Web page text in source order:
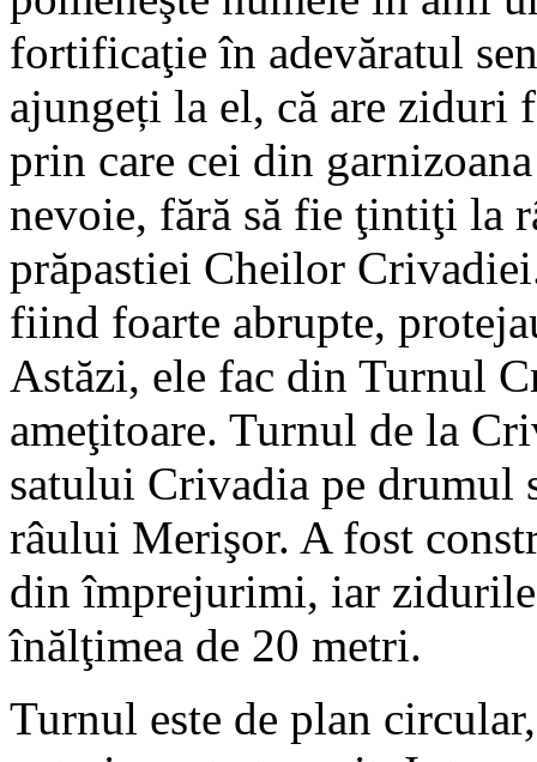
fortificaţie în adevăratul
ajungeți la el, că are ziduri
prin care cei din
nevoie, fără să fie ţintiţi la
prăpastiei Cheilor
fiind foarte abrupte,
Astăzi, ele fac din Turnul
ameţitoare. Turnul de la
satului Crivadia pe drumul
râului Merişor. A fost
din împrejurimi, iar
înălţimea de 20 metri.
Turnul este de plan